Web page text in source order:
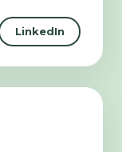
LinkedIn